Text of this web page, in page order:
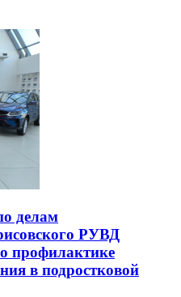
делам
РУВД
профилактике
в подростковой